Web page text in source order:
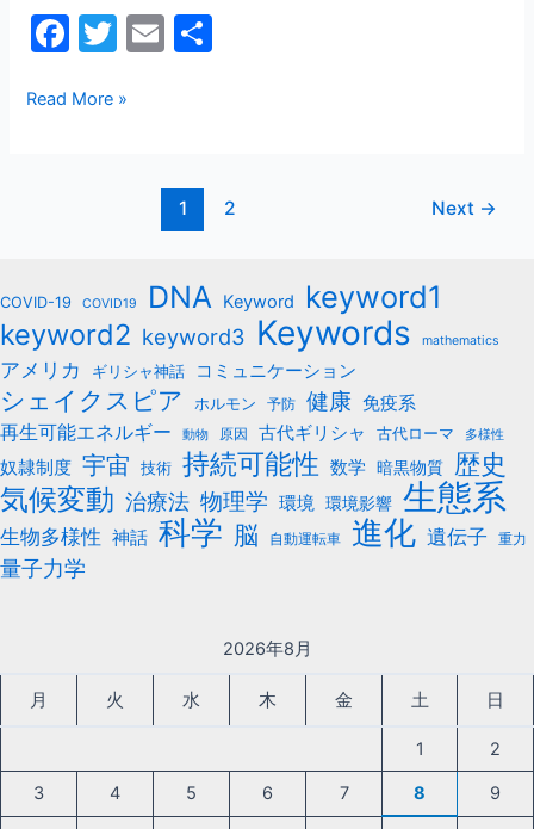
F
c
k
T
itt
E
Read More »
1 2 Next →
COVID-19 COVID19 DNA Keyword keyword1
keyword2 keyword3 Keywords mathematics
アメリカ ギリシャ神話 コミュニケーション
シェイクスピア ホルモン 予防 健康 免疫系
再生可能エネルギー
動物 原因 古代ギリシャ 古代ローマ 多様性
奴隷制度 宇宙 技術 持続可能性 数学 暗黒物質 歴史
気候変動 治療法 物理学 環境 環境影響 生態系
生物多様性 神話 科学 脳 自動運転車 進化 遺伝子 重力
量子力学
2026年8月
月 火 水 木 金 土 日
1 2
3 4 5 6 7 8 9